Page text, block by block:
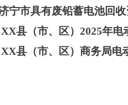
宁市具有废铅蓄电池回
XX县（市、区） 2025年电
XX县（市、区）商务局电